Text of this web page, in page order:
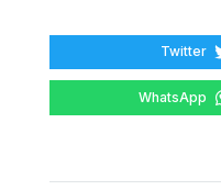
Twitter
WhatsApp